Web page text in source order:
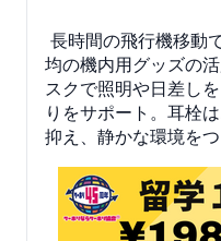
長時間の飛行機移動
均の機内用グッズの
スクで照明や日差し
りをサポート。耳栓
抑え、静かな環境をつ